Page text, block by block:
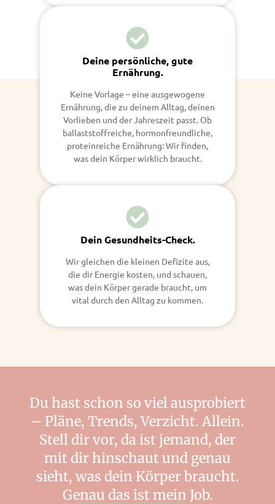
Deine persönliche, gute
Ernährung.
Keine Vorlage – eine ausgewogene
Ernährung, die zu deinem Alltag, deinen
Vorlieben und der Jahreszeit passt. Ob
ballaststoffreiche, hormonfreundliche,
proteinreiche Ernährung: Wir finden,
was dein Körper wirklich braucht.
Dein Gesundheits-Check.
Wir gleichen die kleinen Defizite aus,
die dir Energie kosten, und schauen,
was dein Körper gerade braucht, um
vital durch den Alltag zu kommen.
Du hast schon so viel ausprobiert
– Pläne, Trends, Verzicht. Allein.
Stell dir vor, da ist jemand, der
mit dir hinschaut und genau
sieht, was dein Körper braucht.
Genau das ist mein Job.